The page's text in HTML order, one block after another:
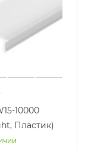
10000
Пластик)